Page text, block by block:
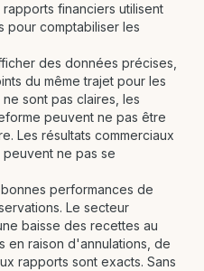
financiers utilisent
pour comptabiliser les
des données précises,
du même trajet pour les
sont pas claires, les
peuvent ne pas être
Les résultats commerciaux
ne pas se
performances de
Le secteur
baisse des recettes au
en raison d'annulations, de
rapports sont exacts. Sans